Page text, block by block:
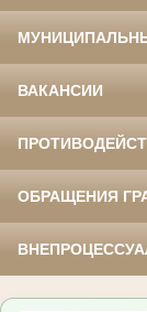
ВАКАНСИИ
ОБРАЩЕНИЯ